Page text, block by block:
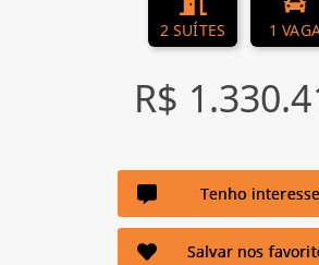
2 SUÍTES 1
R$
Tenho interesse
Salvar nos